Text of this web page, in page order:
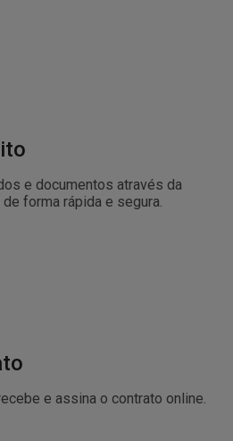
e documentos através da
forma rápida e segura.
e assina o contrato online.